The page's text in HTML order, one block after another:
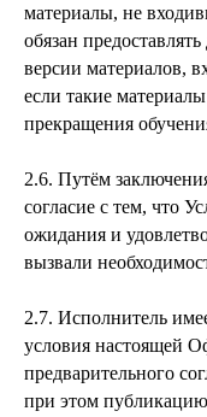
материалы, не
обязан
версии материалов,
если такие
прекращения
2.6. Путём
согласие с тем, что
ожидания и
вызвали
2.7. Исполнитель
условия настоящей
предварительного
при этом